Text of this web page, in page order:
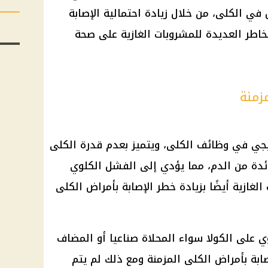
الكلى، من خلال زيادة احتمالية الإصابة
العديدة للمشروبات الغازية على صحة
في وظائف الكلى، ويتميز بعدم قدرة الكلى
من الدم، مما يؤدي إلى الفشل الكلوي
أيضًا بزيادة خطر الإصابة بأمراض الكلى
على الكولا سواء المحلاة صناعيا أو المضاف
بأمراض الكلى المزمنة ومع ذلك لم يتم